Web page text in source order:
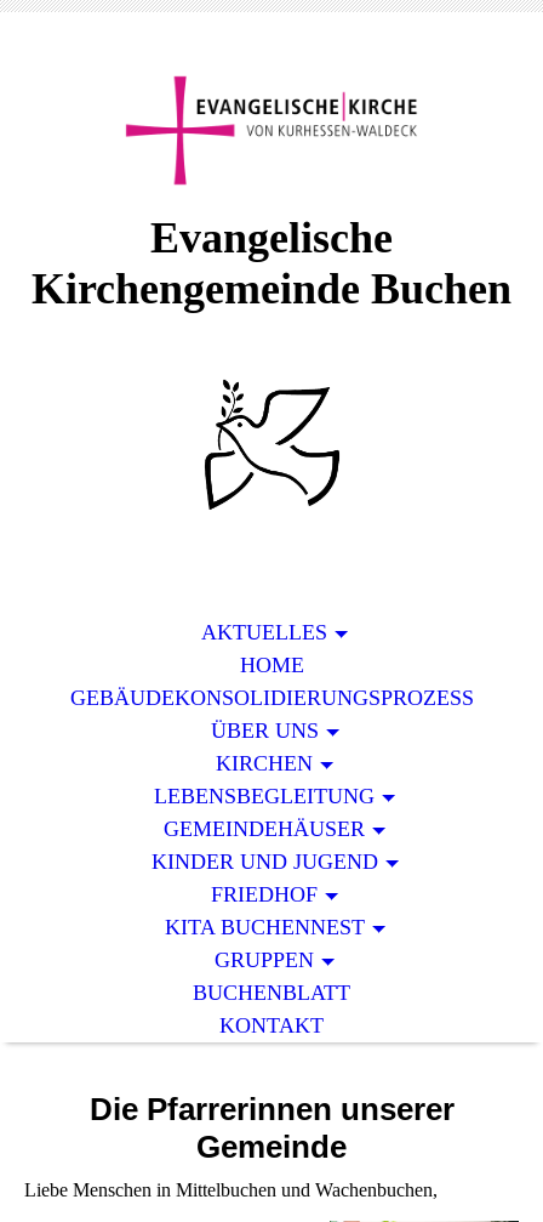
Evangelische
Kirchengemeinde Buchen
AKTUELLES
HOME
GEBÄUDEKONSOLIDIERUNGSPROZESS
ÜBER UNS
KIRCHEN
LEBENSBEGLEITUNG
GEMEINDEHÄUSER
KINDER UND JUGEND
FRIEDHOF
KITA BUCHENNEST
GRUPPEN
BUCHENBLATT
KONTAKT
Die Pfarrerinnen unserer
Gemeinde
Liebe Menschen in Mittelbuchen und Wachenbuchen,